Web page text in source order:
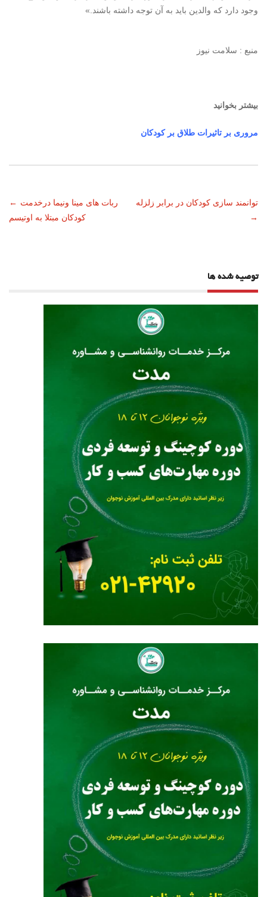
وجود دارد که والدین باید به آن توجه داشته باشند.»
منبع : سلامت نیوز
بیشتر بخوانید
مروری بر تاثیرات طلاق بر کودکان
ناوبری
← ربات های مینا ونیما درخدمت
کودکان مبتلا به اوتیسم
توانمند سازی کودکان در برابر زلزله
→
توصیه شده ها